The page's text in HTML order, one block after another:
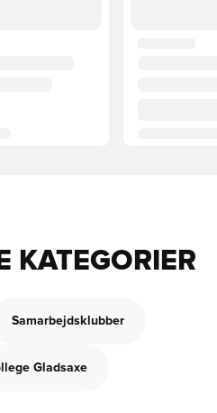
KATEGORIER
Samarbejdsklubber
Gladsaxe